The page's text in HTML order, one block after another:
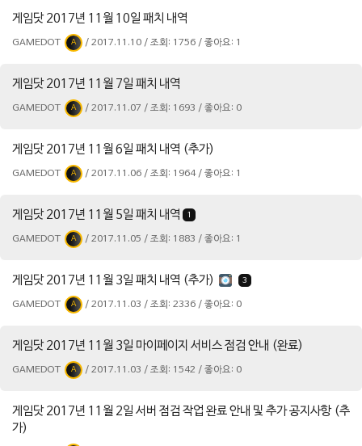
게임닷 2017년 11월 10일 패치 내역
GAMEDOT A / 2017.11.10 / 조회: 1756 / 좋아요: 1
게임닷 2017년 11월 7일 패치 내역
GAMEDOT A / 2017.11.07 / 조회: 1693 / 좋아요: 0
게임닷 2017년 11월 6일 패치 내역 (추가)
GAMEDOT A / 2017.11.06 / 조회: 1964 / 좋아요: 1
게임닷 2017년 11월 5일 패치 내역 1
GAMEDOT A / 2017.11.05 / 조회: 1883 / 좋아요: 1
게임닷 2017년 11월 3일 패치 내역 (추가) 3
GAMEDOT A / 2017.11.03 / 조회: 2336 / 좋아요: 0
게임닷 2017년 11월 3일 마이페이지 서비스 점검 안내 (완료)
GAMEDOT A / 2017.11.03 / 조회: 1542 / 좋아요: 0
게임닷 2017년 11월 2일 서버 점검 작업 완료 안내 및 추가 공지사항 (추
가)